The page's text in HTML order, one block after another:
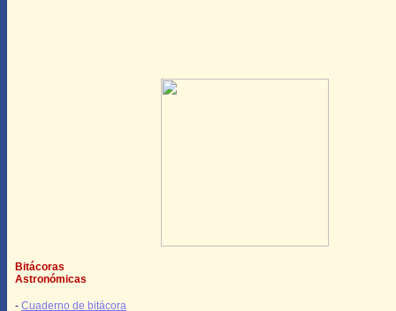
Bitácoras
Astronómicas
- Cuaderno de bitácora